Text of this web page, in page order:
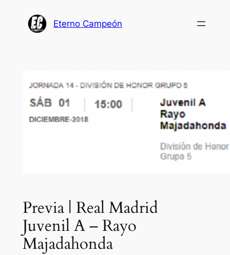
Eterno Campeón
Previa | Real Madrid
Juvenil A – Rayo
Majadahonda